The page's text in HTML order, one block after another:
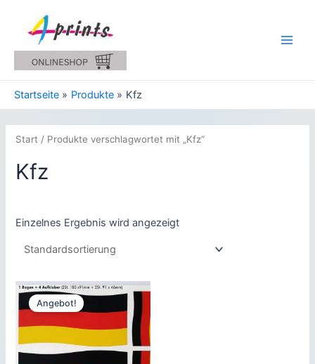
springen
Startseite Produkte Kfz
Start / Produkte verschlagwortet mit „Kfz“
Kfz
Einzelnes Ergebnis wird angezeigt
Angebot!